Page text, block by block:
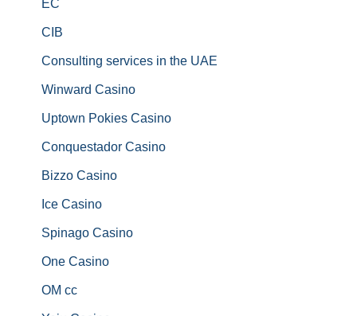
EC
CIB
Consulting services in the UAE
Winward Casino
Uptown Pokies Casino
Conquestador Casino
Bizzo Casino
Ice Casino
Spinago Casino
One Casino
OM cc